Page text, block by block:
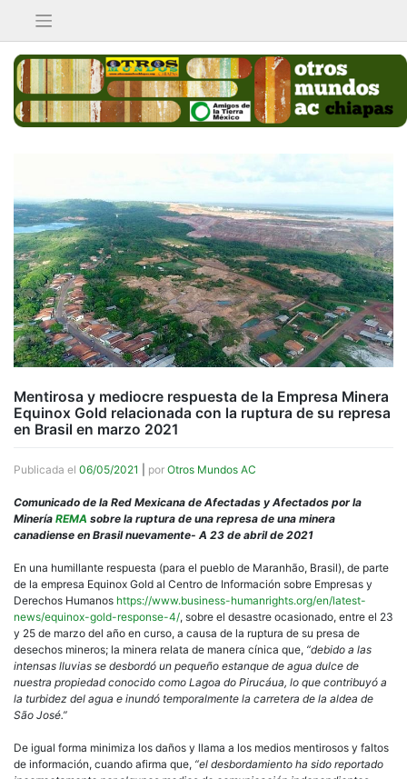
contenido
Mentirosa y mediocre respuesta de la Empresa Minera
Equinox Gold relacionada con la ruptura de su represa
en Brasil en marzo 2021
Publicada el 06/05/2021 por Otros Mundos AC
Comunicado de la Red Mexicana de Afectadas y Afectados por la
Minería REMA sobre la ruptura de una represa de una minera
canadiense en Brasil nuevamente- A 23 de abril de 2021
En una humillante respuesta (para el pueblo de Maranhão, Brasil), de parte
de la empresa Equinox Gold al Centro de Información sobre Empresas y
Derechos Humanos https://www.business-humanrights.org/en/latest-
news/equinox-gold-response-4/, sobre el desastre ocasionado, entre el 23
y 25 de marzo del año en curso, a causa de la ruptura de su presa de
desechos mineros; la minera relata de manera cínica que, “debido a las
intensas lluvias se desbordó un pequeño estanque de agua dulce de
nuestra propiedad conocido como Lagoa do Pirucáua, lo que contribuyó a
la turbidez del agua e inundó temporalmente la carretera de la aldea de
São José.”
De igual forma minimiza los daños y llama a los medios mentirosos y faltos
de información, cuando afirma que, “el desbordamiento ha sido reportado